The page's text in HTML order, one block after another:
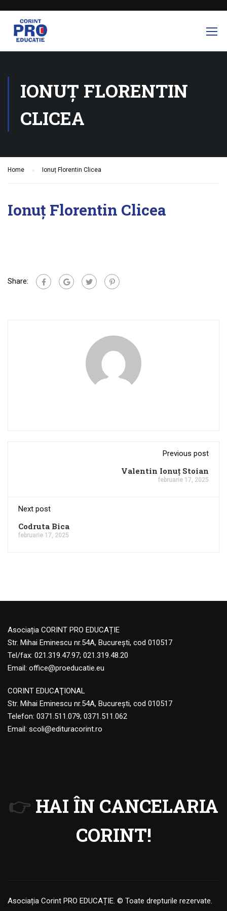
IONUȚ FLORENTIN
CLICEA
Home Ionuț Florentin Clicea
Ionuț Florentin Clicea
Share:
Previous post
Valentin Ionuț Stoian
februarie 17, 2025
Next post
Codruta Bica
februarie 17, 2025
Asociația CORINT PRO EDUCAȚIE
Str. Mihai Eminescu nr.54A, București, cod 010517
Tel/fax: 021.319.47.97; 021.319.48.20
Email: office@proeducatie.eu
CORINT EDUCAŢIONAL
Str. Mihai Eminescu nr.54A, Bucureşti, cod 010517
Telefon: 0371.511.079; 0371.511.062
Email: scoli@edituracorint.ro
👉 HAI ÎN CANCELARIA
CORINT!
Asociația Corint PRO EDUCAȚIE. © Toate drepturile rezervate.